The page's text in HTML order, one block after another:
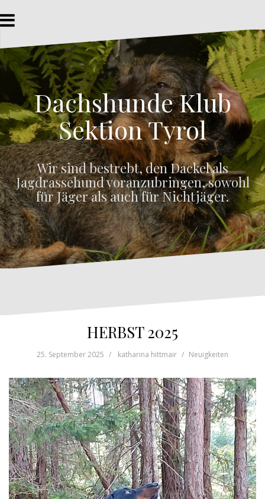
u
h
t
s
p
r
i
n
g
e
n
Dachshunde Klub
Sektion Tyrol
Wir sind bestrebt, den Dackel als
Jagdrassehund voranzubringen, sowohl
für Jäger als auch für Nichtjäger.
HERBST 2025
25. September 2025 katharina hittmair Neuigkeiten